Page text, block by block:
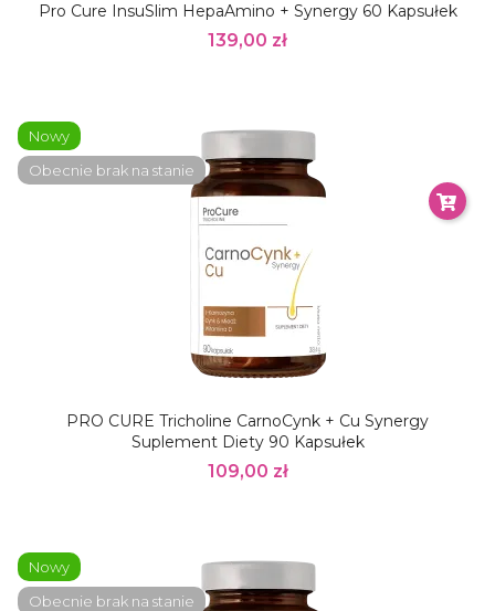
Pro Cure InsuSlim HepaAmino + Synergy 60 Kapsułek
139,00 zł
PRO CURE Tricholine CarnoCynk + Cu Synergy
Suplement Diety 90 Kapsułek
109,00 zł
Nowy
Obecnie brak na stanie
Nowy
Obecnie brak na stanie